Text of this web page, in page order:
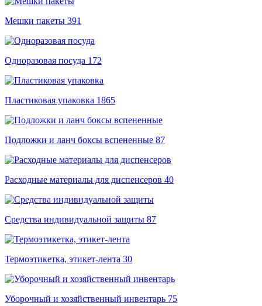
Мешки пакеты 391
Одноразовая посуда 172
Пластиковая упаковка 1865
Подложки и ланч боксы вспененные 87
Расходные материалы для диспенсеров 40
Средства индивидуальной защиты 87
Термоэтикетка, этикет-лента 30
Уборочный и хозяйственный инвентарь 75